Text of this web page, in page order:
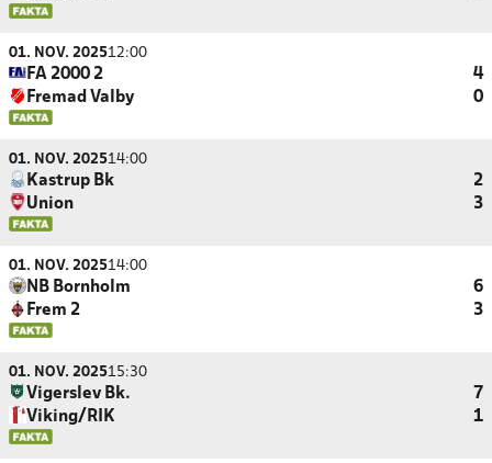
01. NOV. 202512:00
FA 2000 2
4
Fremad Valby
0
01. NOV. 202514:00
Kastrup Bk
2
Union
3
01. NOV. 202514:00
NB Bornholm
6
Frem 2
3
01. NOV. 202515:30
Vigerslev Bk.
7
Viking/RIK
1